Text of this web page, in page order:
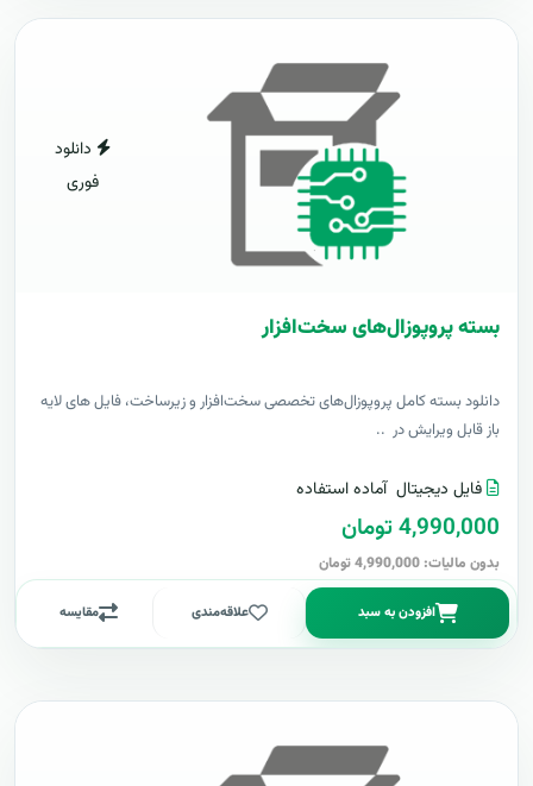
دانلود
فوری
بسته پروپوزال‌های سخت‌افزار
دانلود بسته کامل پروپوزال‌های تخصصی سخت‌افزار و زیرساخت، فایل های لایه
باز قابل ویرایش در ..
فایل دیجیتال آماده استفاده
4,990,000 تومان
بدون مالیات: 4,990,000 تومان
افزودن به سبد علاقه‌مندی مقایسه